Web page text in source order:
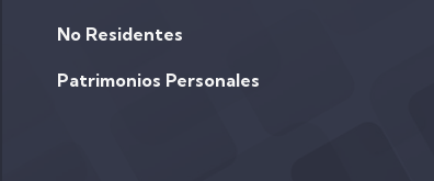
No Residentes
Patrimonios Personales